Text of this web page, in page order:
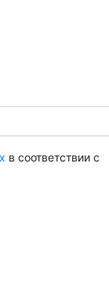
в соответствии с